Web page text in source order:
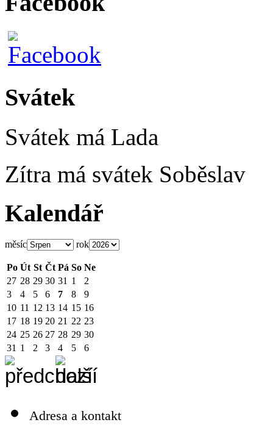
Svátek
Svátek má Lada
Zítra má svátek Soběslav
Kalendář
měsíc rok
Po Út St Čt Pá So Ne
27 28 29 30 31 1
2
3
4 5 6 7 8
9
10 11 12 13 14 15 16
17 18 19 20 21 22 23
24 25 26 27 28 29 30
31 1 2 3 4 5 6
Adresa a kontakt